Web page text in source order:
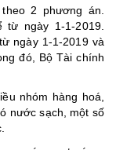
2 phương án.
ngày 1-1-2019.
ngày 1-1-2019 và
đó, Bộ Tài chính
nhóm hàng hoá,
nước sạch, một số